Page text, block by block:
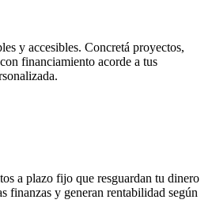
y accesibles. Concretá proyectos,
financiamiento acorde a tus
a plazo fijo que resguardan tu dinero
finanzas y generan rentabilidad según